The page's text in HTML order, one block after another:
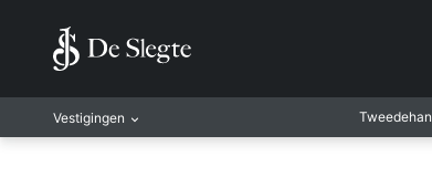
Vestigingen